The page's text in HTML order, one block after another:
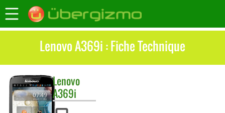
Lenovo A369i : Fiche Technique
Lenovo
A369i